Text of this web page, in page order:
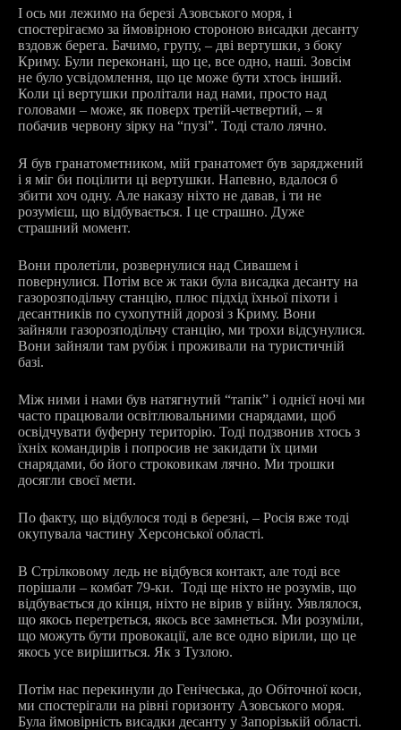
І ось ми лежимо на березі Азовського моря, і
спостерігаємо за ймовірною стороною висадки десанту
вздовж берега. Бачимо, групу, – дві вертушки, з боку
Криму. Були переконані, що це, все одно, наші. Зовсім
не було усвідомлення, що це може бути хтось інший.
Коли ці вертушки пролітали над нами, просто над
головами – може, як поверх третій-четвертий, – я
побачив червону зірку на “пузі”. Тоді стало лячно.
Я був гранатометником, мій гранатомет був заряджений
і я міг би поцілити ці вертушки. Напевно, вдалося б
збити хоч одну. Але наказу ніхто не давав, і ти не
розумієш, що відбувається. І це страшно. Дуже
страшний момент.
Вони пролетіли, розвернулися над Сивашем і
повернулися. Потім все ж таки була висадка десанту на
газорозподільчу станцію, плюс підхід їхньої піхоти і
десантників по сухопутній дорозі з Криму. Вони
зайняли газорозподільчу станцію, ми трохи відсунулися.
Вони зайняли там рубіж і проживали на туристичній
базі.
Між ними і нами був натягнутий “тапік” і однієї ночі ми
часто працювали освітлювальними снарядами, щоб
освідчувати буферну територію. Тоді подзвонив хтось з
їхніх командирів і попросив не закидати їх цими
снарядами, бо його строковикам лячно. Ми трошки
досягли своєї мети.
По факту, що відбулося тоді в березні, – Росія вже тоді
окупувала частину Херсонської області.
В Стрілковому ледь не відбувся контакт, але тоді все
порішали – комбат 79-ки. Тоді ще ніхто не розумів, що
відбувається до кінця, ніхто не вірив у війну. Уявлялося,
що якось перетреться, якось все замнеться. Ми розуміли,
що можуть бути провокації, але все одно вірили, що це
якось усе вирішиться. Як з Тузлою.
Потім нас перекинули до Генічеська, до Обіточної коси,
ми спостерігали на рівні горизонту Азовського моря.
Була ймовірність висадки десанту у Запорізькій області.